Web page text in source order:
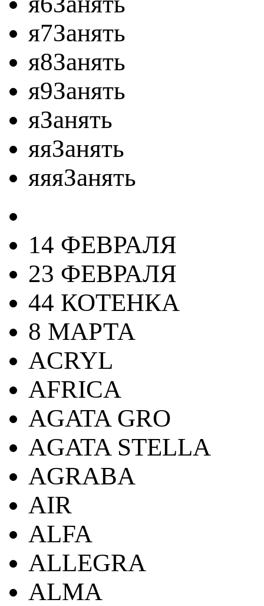
я7Занять
я8Занять
я9Занять
яЗанять
яяЗанять
яяяЗанять
14 ФЕВРАЛЯ
23 ФЕВРАЛЯ
44 КОТЕНКА
8 МАРТА
ACRYL
AFRICA
AGATA GRO
AGATA STELLA
AGRABA
AIR
ALFA
ALLEGRA
ALMA